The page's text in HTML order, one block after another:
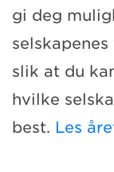
gi deg
slik at du
hvilke
best. Les